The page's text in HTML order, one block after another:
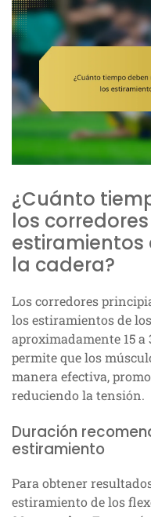
¿Cuánto
los
estiramientos
la cadera?
Los corredores
los estiramientos de
aproximadamente 15
permite que los
manera efectiva,
reduciendo la tensión.
Duración
estiramiento
Para obtener
estiramiento de los